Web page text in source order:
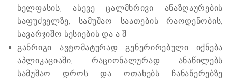
ხელფასის, ასევე ცალმხრივი ანაზღაურების
საფუძველზე, სამუშაო საათების რაოდენობის,
სავარჯიშო სესიების და ა.შ.
განრიგი ავტომატურად გენერირებული იქნება
აპლიკაციაში, რაციონალურად ანაწილებს
სამუშაო დროს და ოთახებს ჩანაწერებზე